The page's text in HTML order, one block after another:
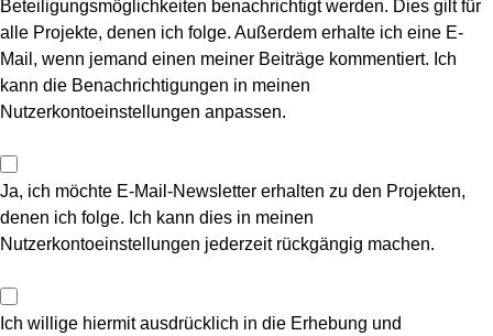
Beteiligungsmöglichkeiten benachrichtigt werden. Dies gilt für
alle Projekte, denen ich folge. Außerdem erhalte ich eine E-
Mail, wenn jemand einen meiner Beiträge kommentiert. Ich
kann die Benachrichtigungen in meinen
Nutzerkontoeinstellungen anpassen.
Ja, ich möchte E-Mail-Newsletter erhalten zu den Projekten,
denen ich folge. Ich kann dies in meinen
Nutzerkontoeinstellungen jederzeit rückgängig machen.
Ich willige hiermit ausdrücklich in die Erhebung und